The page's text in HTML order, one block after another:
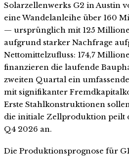
Solarzellenwerks G2 in Austin
eine Wandelanleihe über 160
— ursprünglich mit 125
aufgrund starker Nachfrage
Nettomittelzufluss: 174,7
finanzieren die laufende
zweiten Quartal ein
mit signifikanter
Erste Stahlkonstruktionen
die initiale Zellproduktion peilt
Q4 2026 an.
Die Produktionsprognose für